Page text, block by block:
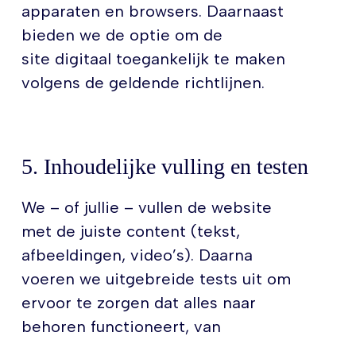
apparaten en browsers. Daarnaast
bieden we de optie om de
site digitaal toegankelijk te maken
volgens de geldende richtlijnen.
5. Inhoudelijke vulling en testen
We – of jullie – vullen de website
met de juiste content (tekst,
afbeeldingen, video’s). Daarna
voeren we uitgebreide tests uit om
ervoor te zorgen dat alles naar
behoren functioneert, van